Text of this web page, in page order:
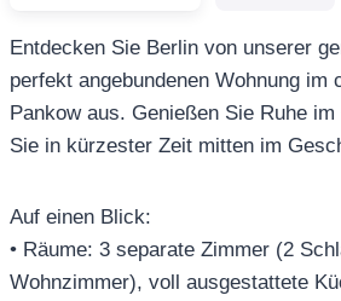
Entdecken Sie Berlin von unserer
perfekt angebundenen Wohnung im
Pankow aus. Genießen Sie Ruhe
Sie in kürzester Zeit mitten im
Auf einen Blick:
• Räume: 3 separate Zimmer (2
Wohnzimmer), voll ausgestattete